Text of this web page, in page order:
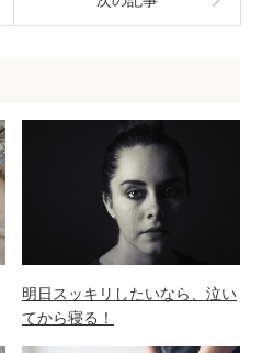
明日スッキリしたいなら、泣い
てから寝る！